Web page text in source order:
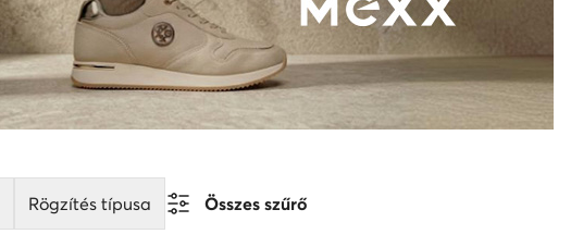
Rögzítés típusa Összes szűrő